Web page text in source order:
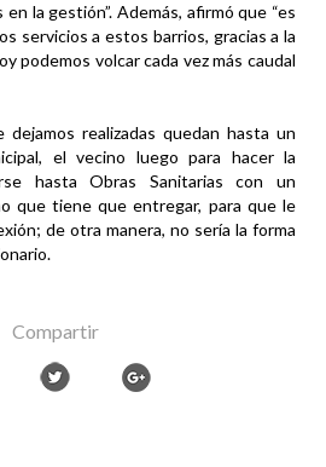
la gestión”. Además, afirmó que “es
servicios a estos barrios, gracias a la
podemos volcar cada vez más caudal
dejamos realizadas quedan hasta un
el vecino luego para hacer la
hasta Obras Sanitarias con un
que tiene que entregar, para que le
de otra manera, no sería la forma
Compartir